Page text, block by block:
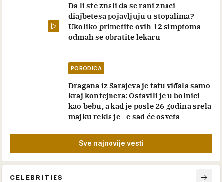
Da li ste znali da se rani znaci
diajbetesa pojavljuju u stopalima?
Ukoliko primetite ovih 12 simptoma
odmah se obratite lekaru
PORODICA
Dragana iz Sarajeva je tatu viđala samo
kraj kontejnera: Ostavili je u bolnici
kao bebu, a kad je posle 26 godina srela
majku rekla je - e sad će osveta
Sve najnovije vesti
CELEBRITIES